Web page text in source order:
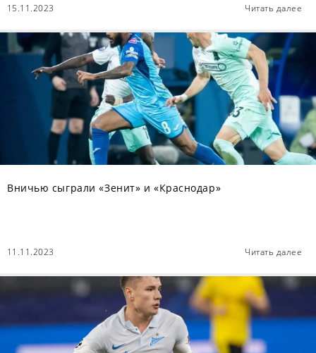
15.11.2023 Читать далее
Вничью сыграли «Зенит» и «Краснодар»
11.11.2023 Читать далее